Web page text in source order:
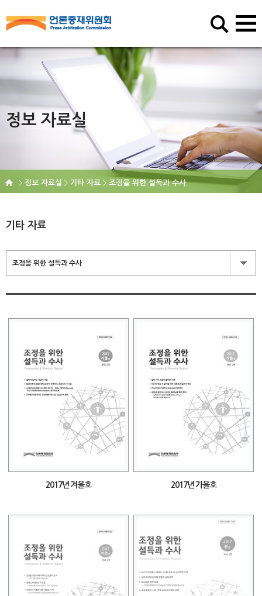
정보 자료실
정보 자료실 기타 자료 조정을 위한 설득과 수사
기타 자료
조정을 위한 설득과 수사
2017년 겨울호 2017년 가을호